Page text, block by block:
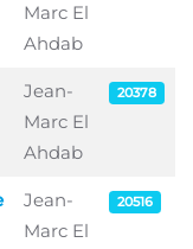
Marc El
Ahdab
Jean-
Marc El
Ahdab
20378
Jean-
Marc El
20516